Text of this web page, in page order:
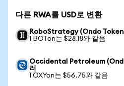
다른 RWA를 USD로 변환
RoboStrategy (Ondo
1 BOTon는 $28.18와 같음
Occidental Petroleum
러
1 OXYon는 $56.75와 같음